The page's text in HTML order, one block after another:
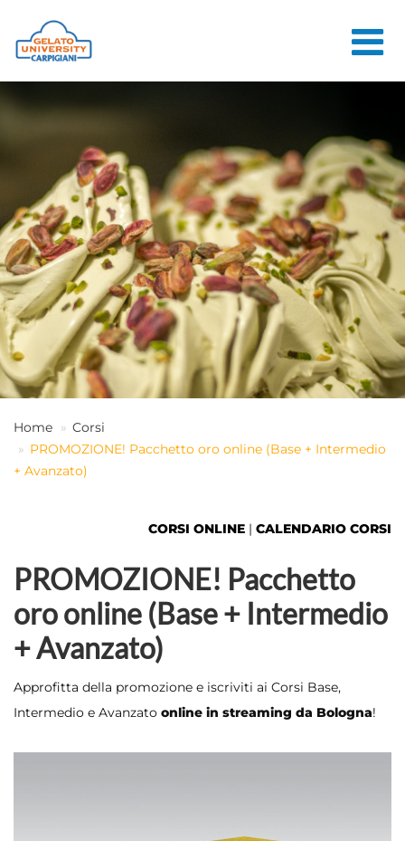
HOME
CORSI ONLINE
CORSI
CONSULENZE
JOB CENTER
CONTATTI
ACCEDI
IT
Home
Corsi
PROMOZIONE! Pacchetto oro online (Base + Intermedio
+ Avanzato)
CORSI ONLINE | CALENDARIO CORSI
PROMOZIONE! Pacchetto
oro online (Base + Intermedio
+ Avanzato)
Approfitta della promozione e iscriviti ai Corsi Base,
Intermedio e Avanzato online in streaming da Bologna!